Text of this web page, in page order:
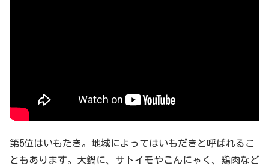
第5位はいもたき。地域によってはいもだきと呼ばれるこ
ともあります。大鍋に、サトイモやこんにゃく、鶏肉など